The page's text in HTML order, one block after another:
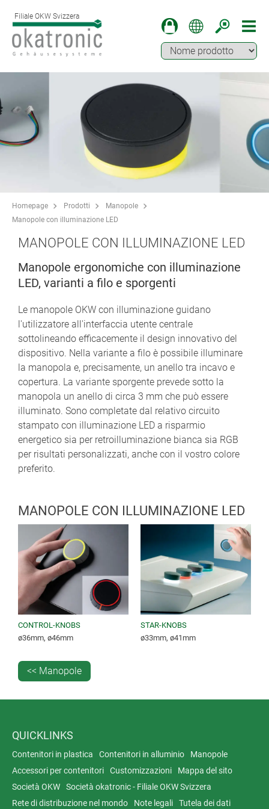
Filiale OKW Svizzera
Homepage Prodotti
Manopole
Manopole con illuminazione LED
MANOPOLE CON ILLUMINAZIONE LED
Manopole ergonomiche con illuminazione
LED, varianti a filo e sporgenti
Le manopole OKW con illuminazione guidano
l'utilizzatore all'interfaccia utente centrale
sottolineando efficacemente il design innovativo del
dispositivo. Nella variante a filo è possibile illuminare
la manopola e, precisamente, un anello tra incavo e
copertura. La variante sporgente prevede sotto la
manopola un anello di circa 3 mm che può essere
illuminato. Sono completate dal relativo circuito
stampato con illuminazione LED a risparmio
energetico sia per retroilluminazione bianca sia RGB
per risultati personalizzati, anche con il vostro colore
preferito.
MANOPOLE CON ILLUMINAZIONE LED
CONTROL-KNOBS
ø36mm, ø46mm
STAR-KNOBS
ø33mm, ø41mm
<< Manopole
QUICKLINKS
Contenitori in plastica Contenitori in alluminio
Manopole
Accessori per contenitori
Customizzazioni
Mappa del sito
Società OKW
Società okatronic - Filiale OKW Svizzera
Rete di distribuzione nel mondo
Note legali Tutela dei dati